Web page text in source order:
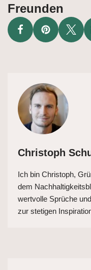
Freunden
Christoph
Ich bin Christoph,
dem
wertvolle Sprüche
zur stetigen